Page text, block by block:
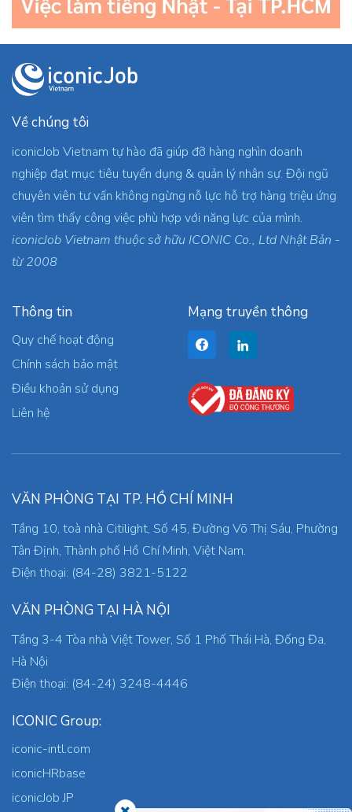
Về chúng tôi
iconicJob Vietnam tự hào đã giúp đỡ hàng nghìn doanh
nghiệp đạt mục tiêu tuyển dụng & quản lý nhân sự. Đội ngũ
chuyên viên tư vấn không ngừng nỗ lực hỗ trợ hàng triệu ứng
viên tìm thấy công việc phù hợp với năng lực của mình.
iconicJob Vietnam thuộc sở hữu ICONIC Co., Ltd Nhật Bản -
từ 2008
Thông tin
Quy chế hoạt động
Chính sách bảo mật
Điều khoản sử dụng
Liên hệ
Mạng truyền thông
VĂN PHÒNG TẠI TP. HỒ CHÍ MINH
Tầng 10, toà nhà Citilight, Số 45, Đường Võ Thị Sáu, Phường
Tân Định, Thành phố Hồ Chí Minh, Việt Nam.
Điện thoại: (84-28) 3821-5122
VĂN PHÒNG TẠI HÀ NỘI
Tầng 3-4 Tòa nhà Việt Tower, Số 1 Phố Thái Hà, Đống Đa,
Hà Nội
Điện thoại: (84-24) 3248-4446
ICONIC Group:
iconic-intl.com
iconicHRbase
iconicJob JP